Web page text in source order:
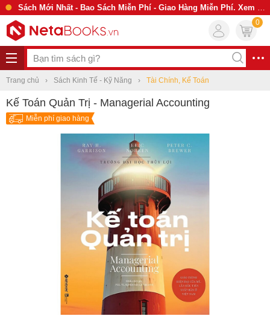
Sách Mới Nhất - Bao Sách Miễn Phí - Giao Hàng Miễn Phí. Xem Ngay
0
Trang chủ Sách Kinh Tế - Kỹ Năng Tài Chính, Kế Toán
Kế Toán Quản Trị - Managerial Accounting
Miễn phí giao hàng